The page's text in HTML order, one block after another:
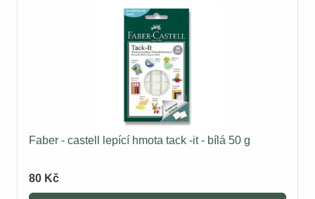
Faber - castell lepící hmota tack -it - bílá 50 g
80 Kč